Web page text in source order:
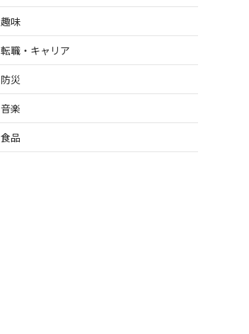
趣味
転職・キャリア
防災
音楽
食品